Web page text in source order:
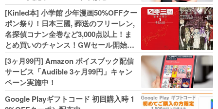
NTER×HUNTERなど集英社、無職転生,
幼女戦記などKADOKAWA、キャプテン
翼100円セールも！
[Kinled本] 小学館 少年漫画50%OFFクー
ポン祭り！日本三國, 葬送のフリーレン,
名探偵コナン全巻など3,000点以上！ま
とめ買いのチャンス！GWセール開始！
人気コミック多数 カドカワ祭やIT関連本
がセールに！
[3ヶ月99円] Amazon ボイスブック配信
サービス「Audible 3ヶ月99円」キャン
ペーン実施中！
Google Playギフトコード 初回購入時 1